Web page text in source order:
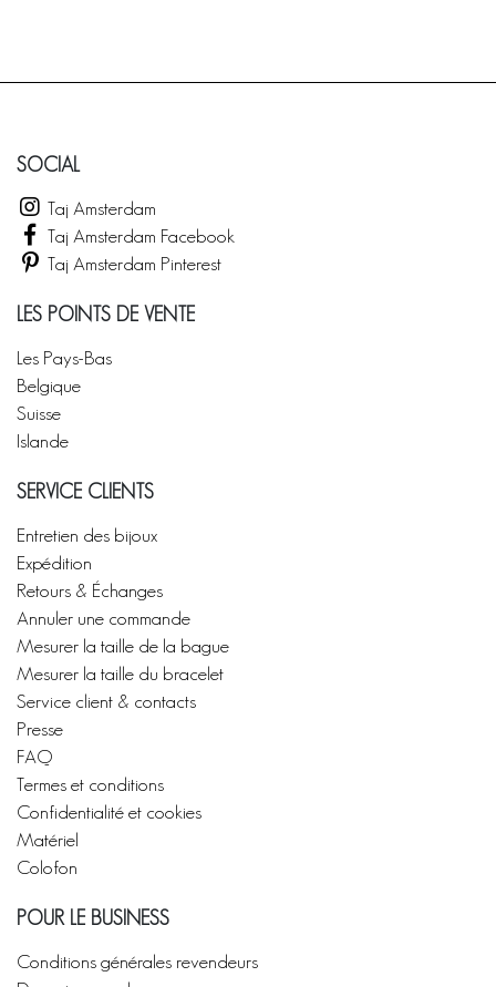
SOCIAL
Taj Amsterdam
Taj Amsterdam Facebook
Taj Amsterdam Pinterest
LES POINTS DE VENTE
Les Pays-Bas
Belgique
Suisse
Islande
SERVICE CLIENTS
Entretien des bijoux
Expédition
Retours & Échanges
Annuler une commande
Mesurer la taille de la bague
Mesurer la taille du bracelet
Service client & contacts
Presse
FAQ
Termes et conditions
Confidentialité et cookies
Matériel
Colofon
POUR LE BUSINESS
Conditions générales revendeurs